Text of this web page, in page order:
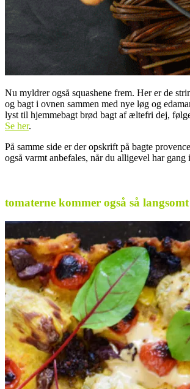
Nu myldrer også squashene frem. Her er de
og bagt i ovnen sammen med nye løg og
lyst til hjemmebagt brød bagt af æltefri dej,
Se her.
På samme side er der opskrift på bagte
også varmt anbefales, når du alligevel har gang
tomaterne kommer også så langsomt